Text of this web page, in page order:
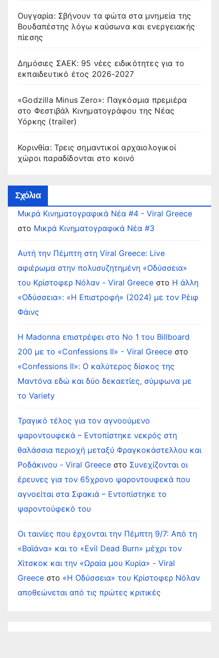
Ουγγαρία: Σβήνουν τα φώτα στα μνημεία της
Βουδαπέστης λόγω καύσωνα και ενεργειακής
πίεσης
Δημόσιες ΣΑΕΚ: 95 νέες ειδικότητες για το
εκπαιδευτικό έτος 2026-2027
«Godzilla Minus Zero»: Παγκόσμια πρεμιέρα
στο Φεστιβάλ Κινηματογράφου της Νέας
Υόρκης (trailer)
Κορινθία: Τρεις σημαντικοί αρχαιολογικοί
χώροι παραδίδονται στο κοινό
Σχόλια
Μικρά Κινηματογραφικά Νέα #4 - Viral Greece
στο Μικρά Κινηματογραφικά Νέα #3
Αυτή την Πέμπτη στη Viral Greece: Live
αφιέρωμα στην πολυσυζητημένη «Οδύσσεια»
του Κρίστοφερ Νόλαν - Viral Greece στο Η άλλη
«Οδύσσεια»: «Η Επιστροφή» (2024) με τον Ρέιφ
Φάινς
Η Madonna επιστρέφει στο Νο 1 του Billboard
200 με το «Confessions II» - Viral Greece στο
«Confessions II»: Ο καλύτερος δίσκος της
Μαντόνα εδώ και δύο δεκαετίες, σύμφωνα με
το Variety
Τραγικό τέλος για τον αγνοούμενο
ψαροντουφεκά – Εντοπίστηκε νεκρός στη
θαλάσσια περιοχή μεταξύ Φραγκοκάστελλου και
Ροδάκινου - Viral Greece στο Συνεχίζονται οι
έρευνες για τον 65χρονο ψαροντουφεκά που
αγνοείται στα Σφακιά – Εντοπίστηκε το
ψαροντούφεκό του
Οι ταινίες που έρχονται την Πέμπτη 9/7: Από τη
«Βαϊάνα» και το «Evil Dead Burn» μέχρι τον
Χίτσκοκ και την «Ωραία μου Κυρία» - Viral
Greece στο «Η Οδύσσεια» του Κρίστοφερ Νόλαν
αποθεώνεται από τις πρώτες κριτικές